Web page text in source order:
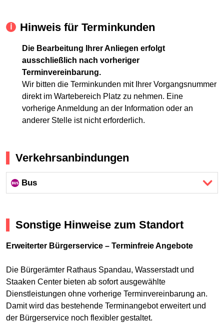
Hinweis für Terminkunden
Die Bearbeitung Ihrer Anliegen erfolgt
ausschließlich nach vorheriger
Terminvereinbarung.
Wir bitten die Terminkunden mit Ihrer Vorgangsnummer
direkt im Wartebereich Platz zu nehmen. Eine
vorherige Anmeldung an der Information oder an
anderer Stelle ist nicht erforderlich.
Verkehrsanbindungen
Bus
Sonstige Hinweise zum Standort
Erweiterter Bürgerservice – Terminfreie Angebote
Die Bürgerämter Rathaus Spandau, Wasserstadt und
Staaken Center bieten ab sofort ausgewählte
Dienstleistungen ohne vorherige Terminvereinbarung an.
Damit wird das bestehende Terminangebot erweitert und
der Bürgerservice noch flexibler gestaltet.